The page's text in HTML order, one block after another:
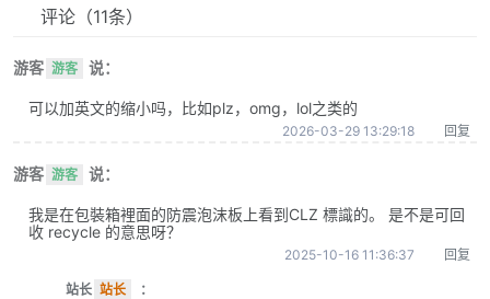
评论 （11条）
游客 游客 说：
可以加英文的缩小吗，比如plz，omg，lol之类的
2026-03-29 13:29:18 回复
游客 游客 说：
我是在包裝箱裡面的防震泡沫板上看到CLZ 標識的。 是不是可回
收 recycle 的意思呀？
2025-10-16 11:36:37 回复
站长 站长 ：